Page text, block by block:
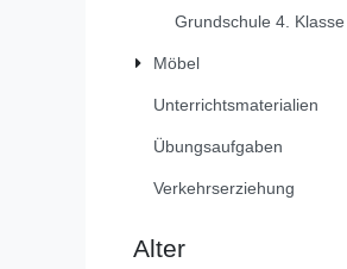
Grundschule 4. Klasse
Möbel
Unterrichtsmaterialien
Übungsaufgaben
Verkehrserziehung
Alter